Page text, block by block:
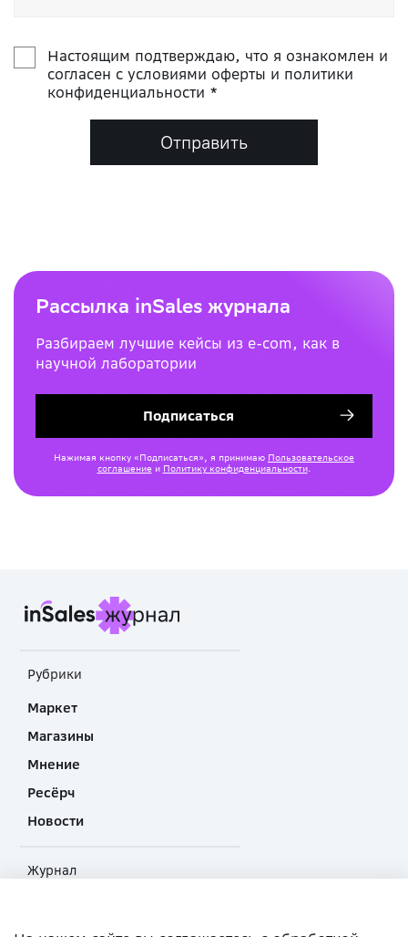
Настоящим подтверждаю, что я ознакомлен и
согласен с условиями оферты и политики
конфиденциальности *
Отправить
Рассылка inSales журнала
Разбираем лучшие кейсы из e-com, как в
научной лаборатории
Подписаться
Нажимая кнопку «Подписаться», я принимаю Пользовательское
соглашениеи Политику конфиденциальности.
Рубрики
Маркет
Магазины
Мнение
Ресёрч
Новости
Журнал
Прислать материал